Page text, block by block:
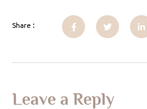
Share :
Leave a Reply